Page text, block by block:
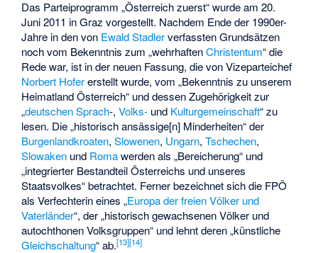
Das Parteiprogramm „Österreich zuerst“ wurde am 20.
Juni 2011 in Graz vorgestellt. Nachdem Ende der 1990er-
Jahre in den von Ewald Stadlerverfassten Grundsätzen
noch vom Bekenntnis zum „wehrhaftenChristentum“ die
Rede war, ist in der neuen Fassung, die von Vizeparteichef
Norbert Hofererstellt wurde, vom „Bekenntnis zu unserem
Heimatland Österreich“ und dessen Zugehörigkeit zur
„deutschen Sprach-,Volks- und Kulturgemeinschaft“ zu
lesen. Die „historisch ansässige[n] Minderheiten“ der
Burgenlandkroaten,Slowenen, Ungarn,Tschechen,
Slowaken und Romawerden als „Bereicherung“ und
„integrierter Bestandteil Österreichs und unseres
Staatsvolkes“ betrachtet. Ferner bezeichnet sich die FPÖ
als Verfechterin eines „Europa der freien Völker und
Vaterländer“, der „historisch gewachsenen Völker und
autochthonen Volksgruppen“ und lehnt deren „künstliche
Gleichschaltung“ ab.[13][14]